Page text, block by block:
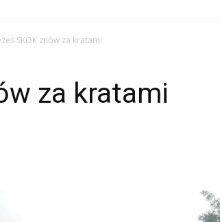
SKOK znów za kratami
za kratami